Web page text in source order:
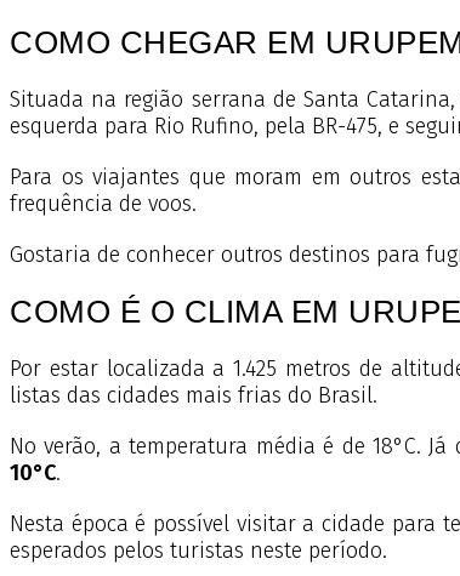
COMO CHEGAR EM
Situada na região serrana de Santa
esquerda para Rio Rufino, pela BR-475, e
Para os viajantes que moram em outros
frequência de voos.
Gostaria de conhecer outros destinos para
COMO É O CLIMA EM
Por estar localizada a 1.425 metros de
listas das cidades mais frias do Brasil.
No verão, a temperatura média é de 18°C.
10°C.
Nesta época é possível visitar a cidade para
esperados pelos turistas neste período.